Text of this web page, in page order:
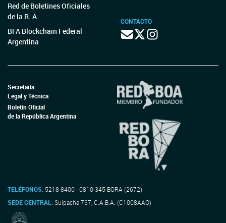
Red de Boletines Oficiales
de la R. A.
BFA Blockchain Federal
Argentina
CONTACTO
Secretaría
Legal y Técnica
Boletín Oficial
de la República Argentina
TELÉFONOS: 5218-8400 - 0810-345-BORA (2672)
SEDE CENTRAL:Suipacha 767, C.A.B.A. (C1008AAO)